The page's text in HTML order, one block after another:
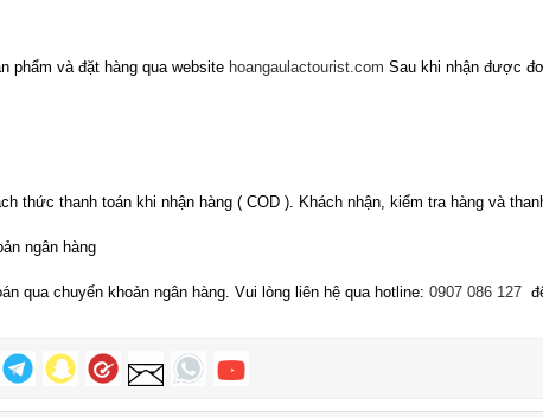
phẩm và đặt hàng qua website hoangaulactourist.com Sau khi nhận được
thức thanh toán khi nhận hàng ( COD ). Khách nhận, kiểm tra hàng và
ngân hàng
qua chuyển khoản ngân hàng. Vui lòng liên hệ qua hotline: 0907 086 127